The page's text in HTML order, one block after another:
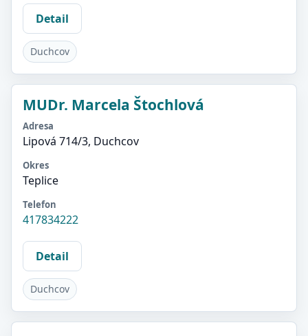
Detail
Duchcov
MUDr. Marcela Štochlová
Adresa
Lipová 714/3, Duchcov
Okres
Teplice
Telefon
417834222
Detail
Duchcov